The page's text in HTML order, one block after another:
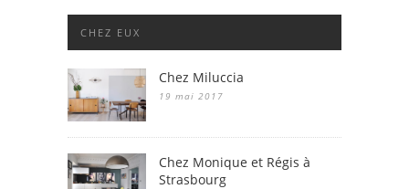
CHEZ EUX
Chez Miluccia
19 mai 2017
Chez Monique et Régis à
Strasbourg